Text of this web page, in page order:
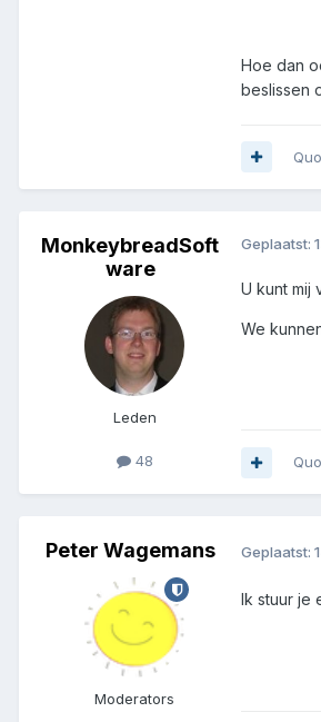
Hoe dan
beslissen
MonkeybreadSoft
ware
Leden
48
Geplaatst:
U kunt mij
We
Peter Wagemans
Moderators
Geplaatst:
Ik stuur je